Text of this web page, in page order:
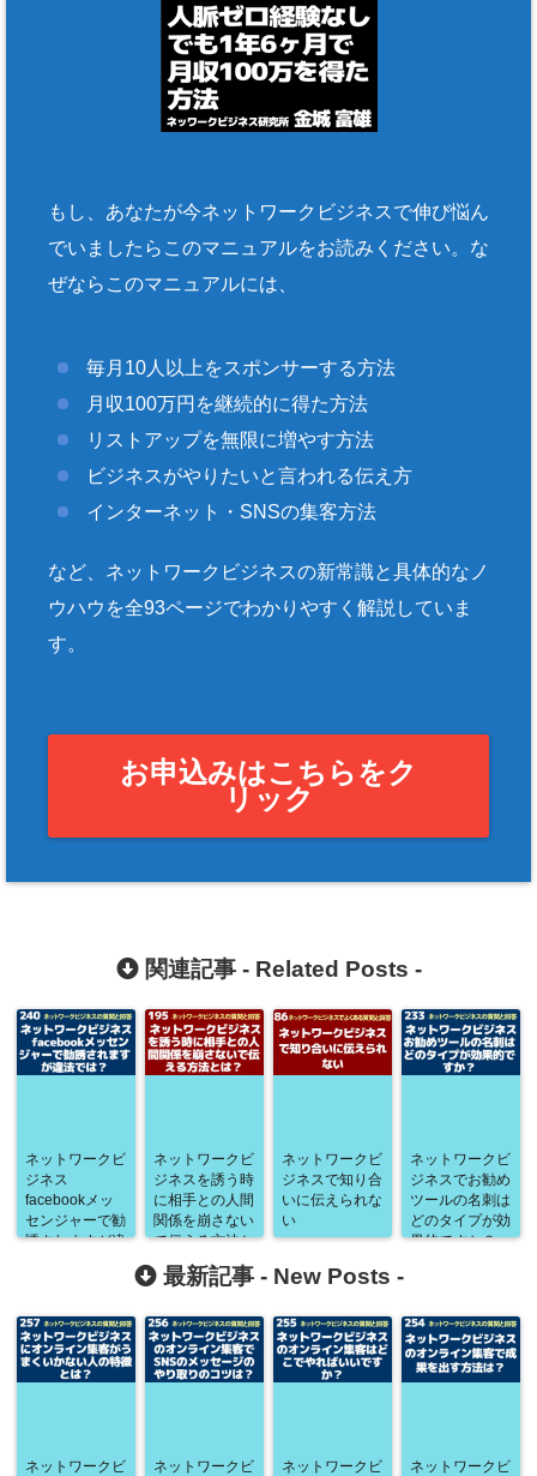
もし、あなたが今ネットワークビジネスで伸び悩ん
でいましたらこのマニュアルをお読みください。な
ぜならこのマニュアルには、
毎月10人以上をスポンサーする方法
月収100万円を継続的に得た方法
リストアップを無限に増やす方法
ビジネスがやりたいと言われる伝え方
インターネット・SNSの集客方法
など、ネットワークビジネスの新常識と具体的なノ
ウハウを全93ページでわかりやすく解説していま
す。
お申込みはこちらをク
リック
関連記事 - Related Posts -
ネットワークビ
ジネス
facebookメッ
センジャーで勧
誘されますが違
ネットワークビ
ジネスを誘う時
に相手との人間
関係を崩さない
で伝える方法と
は？
ネットワークビ
ジネスで知り合
いに伝えられな
い
ネットワークビ
ジネスでお勧め
ツールの名刺は
どのタイプが効
果的ですか？
最新記事 - New Posts -
ネットワークビ
ネットワークビ
ネットワークビ
ネットワークビ